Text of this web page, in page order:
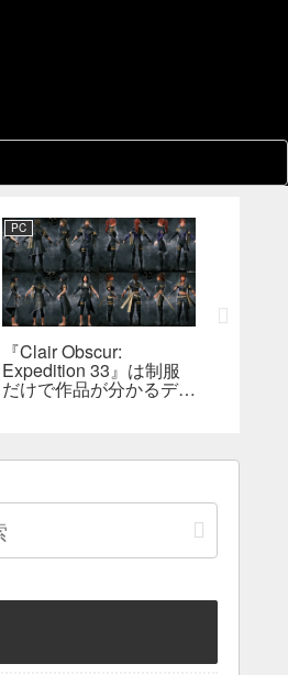
PC
『Clair Obscur:
Expedition 33』は制服
だけで作品が分かるデザ
造形が影響